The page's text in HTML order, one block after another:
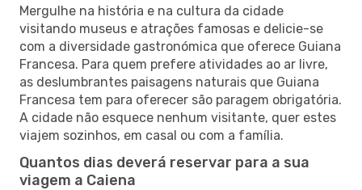
Mergulhe na história e na cultura da cidade
visitando museus e atrações famosas e delicie-se
com a diversidade gastronómica que oferece Guiana
Francesa. Para quem prefere atividades ao ar livre,
as deslumbrantes paisagens naturais que Guiana
Francesa tem para oferecer são paragem obrigatória.
A cidade não esquece nenhum visitante, quer estes
viajem sozinhos, em casal ou com a família.
Quantos dias deverá reservar para a sua
viagem a Caiena